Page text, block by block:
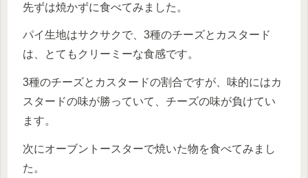
先ずは焼かずに食べてみました。
パイ生地はサクサクで、3種のチーズとカスタード
は、とてもクリーミーな食感です。
3種のチーズとカスタードの割合ですが、味的にはカ
スタードの味が勝っていて、チーズの味が負けてい
ます。
次にオーブントースターで焼いた物を食べてみまし
た。